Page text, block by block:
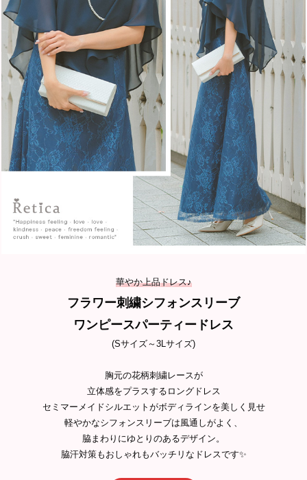
華やか上品ドレス♪
フラワー刺繍シフォンスリーブ
ワンピースパーティードレス
(Sサイズ～3Lサイズ)
胸元の花柄刺繍レースが
立体感をプラスするロングドレス
セミマーメイドシルエットがボディラインを美しく見せ
軽やかなシフォンスリーブは風通しがよく、
脇まわりにゆとりのあるデザイン。
脇汗対策もおしゃれもバッチリなドレスです✨